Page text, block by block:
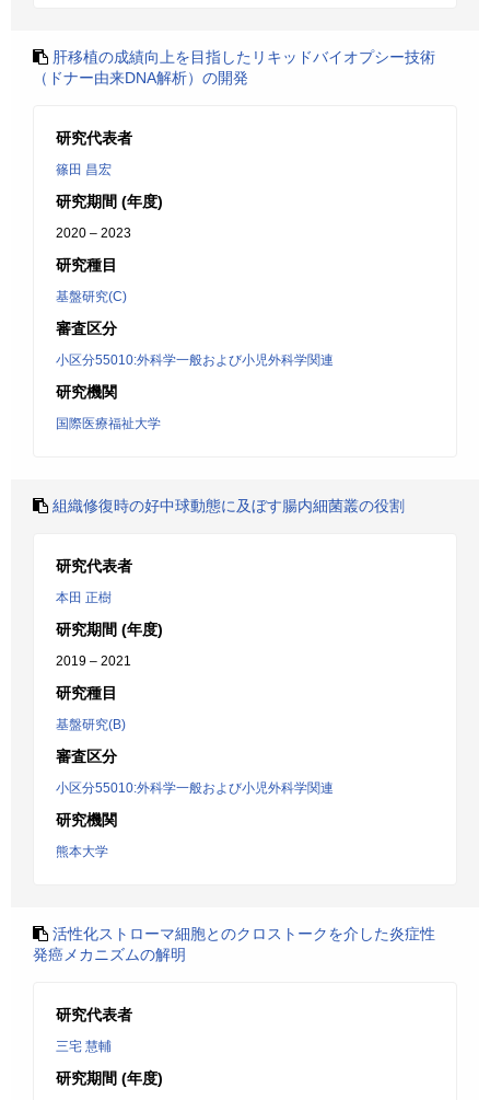
肝移植の成績向上を目指したリキッドバイオプシー技術
（ドナー由来DNA解析）の開発
研究代表者
篠田 昌宏
研究期間 (年度)
2020 – 2023
研究種目
基盤研究(C)
審査区分
小区分55010:外科学一般および小児外科学関連
研究機関
国際医療福祉大学
組織修復時の好中球動態に及ぼす腸内細菌叢の役割
研究代表者
本田 正樹
研究期間 (年度)
2019 – 2021
研究種目
基盤研究(B)
審査区分
小区分55010:外科学一般および小児外科学関連
研究機関
熊本大学
活性化ストローマ細胞とのクロストークを介した炎症性
発癌メカニズムの解明
研究代表者
三宅 慧輔
研究期間 (年度)